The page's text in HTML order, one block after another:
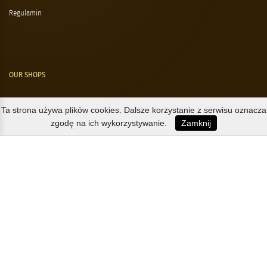
Regulamin
OUR SHOPS
Nørre Voldgade 9 (Nørreport)
Magasin, Kgs. Nytorv
Ta strona używa plików cookies. Dalsze korzystanie z serwisu oznacza
zgodę na ich wykorzystywanie.
Zamknij